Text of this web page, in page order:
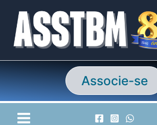
conteúdo
Associe-se